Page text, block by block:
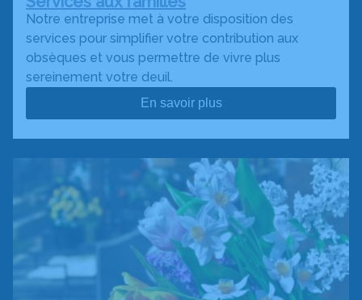
Notre entreprise met à votre disposition des
services pour simplifier votre contribution aux
obsèques et vous permettre de vivre plus
sereinement votre deuil.
En savoir plus